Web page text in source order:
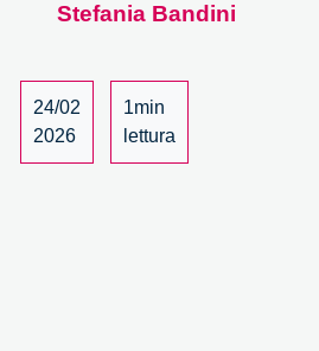
Stefania Bandini
24/02
2026
1min
lettura